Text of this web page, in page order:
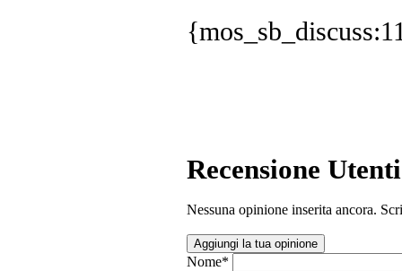
Recensione Utenti
Nessuna opinione inserita ancora.
Aggiungi la tua opinione
Nome*